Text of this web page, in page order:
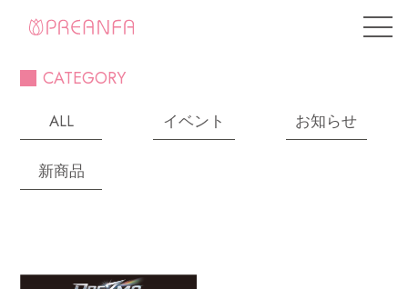
CATEGORY
ALL イベント お知らせ
新商品